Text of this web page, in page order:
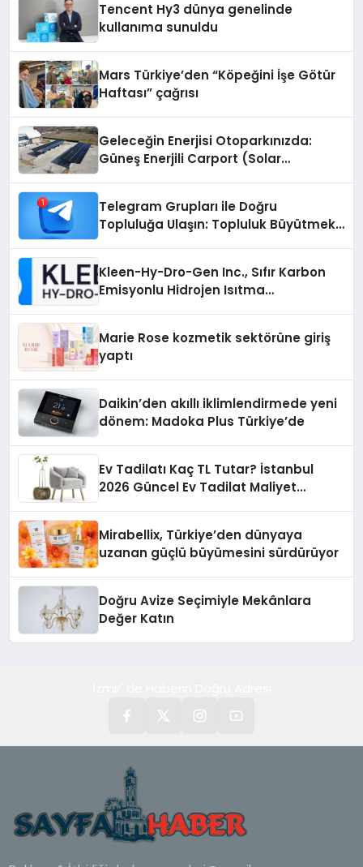
Tencent Hy3 dünya genelinde
kullanıma sunuldu
Mars Türkiye’den “Köpeğini İşe Götür
Haftası” çağrısı
Geleceğin Enerjisi Otoparkınızda:
Güneş Enerjili Carport (Solar
Telegram Grupları ile Doğru
Topluluğa Ulaşın: Topluluk Büyütmek
Kleen-Hy-Dro-Gen Inc., Sıfır Karbon
Emisyonlu Hidrojen Isıtma
Marie Rose kozmetik sektörüne giriş
yaptı
Daikin’den akıllı iklimlendirmede yeni
dönem: Madoka Plus Türkiye’de
Ev Tadilatı Kaç TL Tutar? İstanbul
2026 Güncel Ev Tadilat Maliyet
Mirabellix, Türkiye’den dünyaya
uzanan güçlü büyümesini sürdürüyor
Doğru Avize Seçimiyle Mekânlara
Değer Katın